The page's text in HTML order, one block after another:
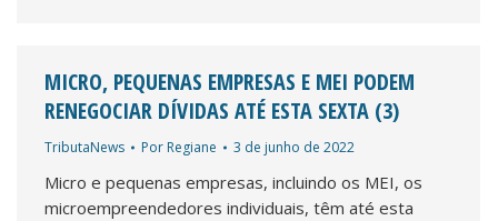
MICRO, PEQUENAS EMPRESAS E MEI PODEM
RENEGOCIAR DÍVIDAS ATÉ ESTA SEXTA (3)
TributaNews Por Regiane 3 de junho de 2022
Micro e pequenas empresas, incluindo os MEI, os
microempreendedores individuais, têm até esta